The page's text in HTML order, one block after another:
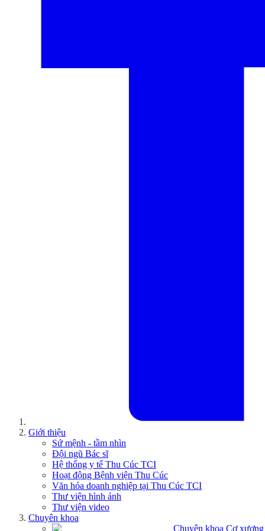
Giới thiệu
Sứ mệnh - tầm nhìn
Đội ngũ Bác sĩ
Hệ thống y tế Thu Cúc TCI
Hoạt động Bệnh viện Thu Cúc
Văn hóa doanh nghiệp tại Thu Cúc TCI
Thư viện hình ảnh
Thư viện video
Chuyên khoa
Chuyên khoa Cơ